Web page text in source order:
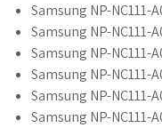
Samsung NP-NC111-
Samsung NP-
Samsung NP-NC111-
Samsung NP-NC111-
Samsung NP-NC111-
Samsung NP-